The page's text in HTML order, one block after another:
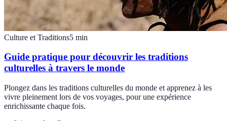
Culture et Traditions5 min
Guide pratique pour découvrir les traditions
culturelles à travers le monde
Plongez dans les traditions culturelles du monde et apprenez à les
vivre pleinement lors de vos voyages, pour une expérience
enrichissante chaque fois.